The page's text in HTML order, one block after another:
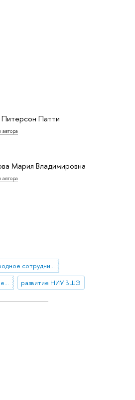
Питерсон Патти
автора
Мария Владимировна
автора
международное сотрудничество
исследовательский университет
развитие НИУ ВШЭ